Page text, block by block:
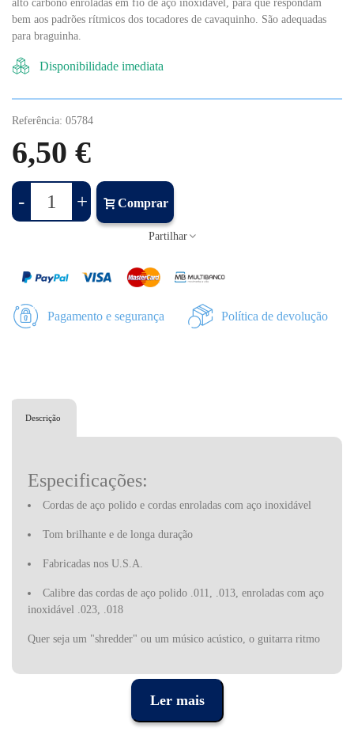
alto carbono enroladas em fio de aço inoxidável, para que respondam
bem aos padrões rítmicos dos tocadores de cavaquinho. São adequadas
para braguinha.
Disponibilidade imediata
Referência: 05784
6,50 €
- + Comprar
Partilhar
Pagamento e segurança Política de devolução
Descrição
Especificações:
Cordas de aço polido e cordas enroladas com aço inoxidável
Tom brilhante e de longa duração
Fabricadas nos U.S.A.
Calibre das cordas de aço polido .011, .013, enroladas com aço
inoxidável .023, .018
Quer seja um "shredder" ou um músico acústico, o guitarra ritmo
ferramentas que fazem o seu instrumento musical funcionar em
um nível mais alto. Embora a família D'Addario esteja no negócio
de fabricar cordas de instrumentos desde o século 17, a empresa
expandiu para todas as formas de música - de instrumentos de
Ler mais